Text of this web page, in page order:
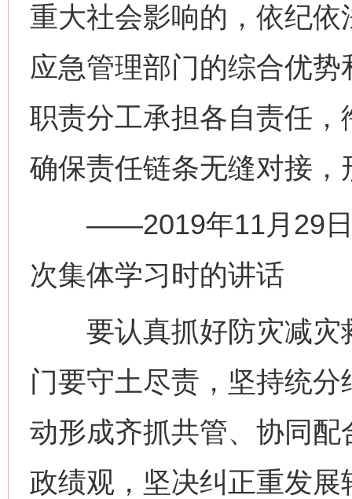
重大社会影响的，依纪
应急管理部门的综合优
职责分工承担各自责任，
确保责任链条无缝对接，
——2019年11月29日
次集体学习时的讲话
要认真抓好防灾减灾
门要守土尽责，坚持统
动形成齐抓共管、协同
政绩观，坚决纠正重发